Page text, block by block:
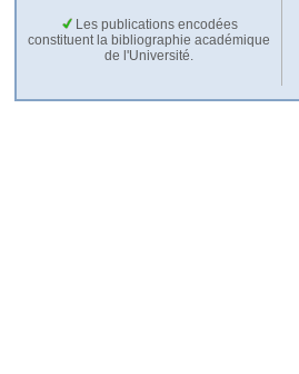
Les publications encodées
constituent la bibliographie académique
de l'Université.